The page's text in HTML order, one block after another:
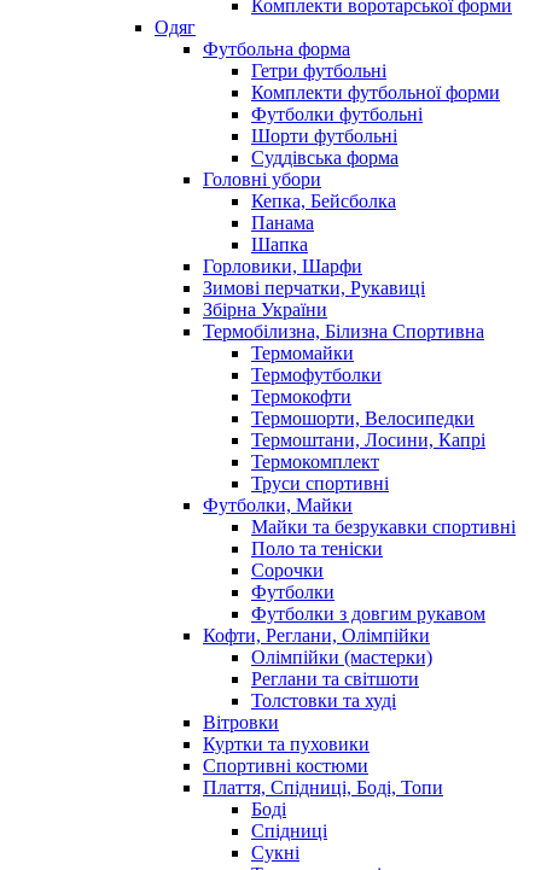
Комплекти воротарської форми
Одяг
Футбольна форма
Гетри футбольні
Комплекти футбольної форми
Футболки футбольні
Шорти футбольні
Суддівська форма
Головні убори
Кепка, Бейсболка
Панама
Шапка
Горловики, Шарфи
Зимові перчатки, Рукавиці
Збірна України
Термобілизна, Білизна Спортивна
Термомайки
Термофутболки
Термокофти
Термошорти, Велосипедки
Термоштани, Лосини, Капрі
Термокомплект
Труси спортивні
Футболки, Майки
Майки та безрукавки спортивні
Поло та теніски
Сорочки
Футболки
Футболки з довгим рукавом
Кофти, Реглани, Олімпійки
Олімпійки (мастерки)
Реглани та світшоти
Толстовки та худі
Вітровки
Куртки та пуховики
Спортивні костюми
Плаття, Спідниці, Боді, Топи
Боді
Спідниці
Сукні